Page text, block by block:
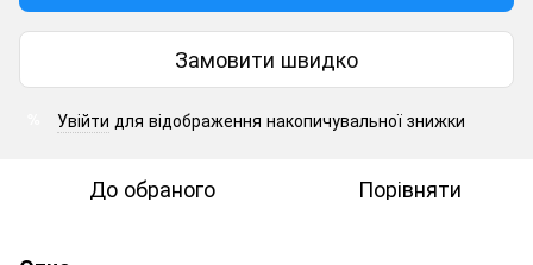
Замовити швидко
Увійти для відображення накопичувальної знижки
До обраного Порівняти